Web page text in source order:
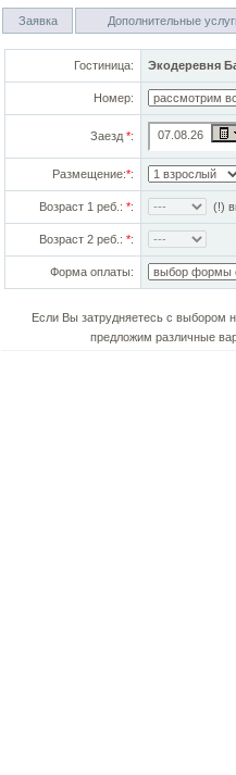
Заявка Дополнительные
Гостиница: Экодеревня
Номер:
Заезд *:
Размещение:*:
Возраст 1 реб.: *: (!)
Возраст 2 реб.: *:
Форма оплаты:
Если Вы затрудняетесь с выбором
предложим различные